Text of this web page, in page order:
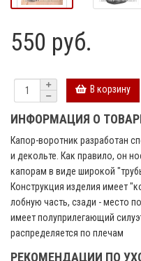
550 руб.
В корзину
ИНФОРМАЦИЯ О
Капор-воротник разработан
и декольте. Как правило, он
капорам в виде широкой
Конструкция изделия имеет
лобную часть, сзади - место
имеет полуприлегающий
распределяется по плечам
РЕКОМЕНДАЦИИ ПО